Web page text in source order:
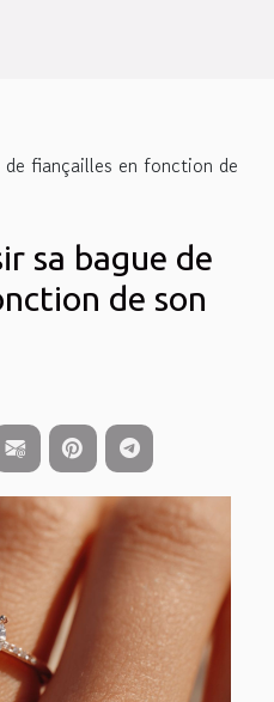
fiançailles en fonction de
sa bague de
de son